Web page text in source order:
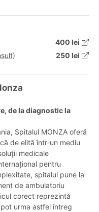
400 lei
250 lei
de la diagnostic la
Spitalul MONZA oferă
de elită într-un mediu
medicale
pentru
spitalul pune la
de ambulatoriu
corect reprezintă
urma astfel întreg